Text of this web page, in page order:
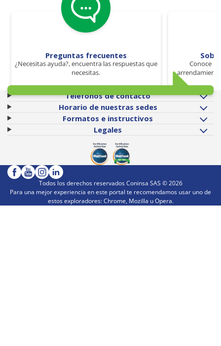
Preguntas frecuentes
¿Necesitas ayuda?, encuentra las respuestas que
necesitas.
Conoce
Teléfonos de contacto
Horario de nuestras sedes
Formatos e instructivos
Legales
Todos los derechos reservados Coninsa SAS ©2026
Para una mejor experiencia en este portal te recomendamos usar uno de
estos exploradores: Chrome, Mozilla u Opera.